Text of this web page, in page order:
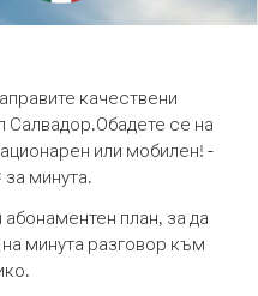
качествени
Салвадор.Обадете се на
или мобилен! -
за минута.
план, за да
минута разговор към